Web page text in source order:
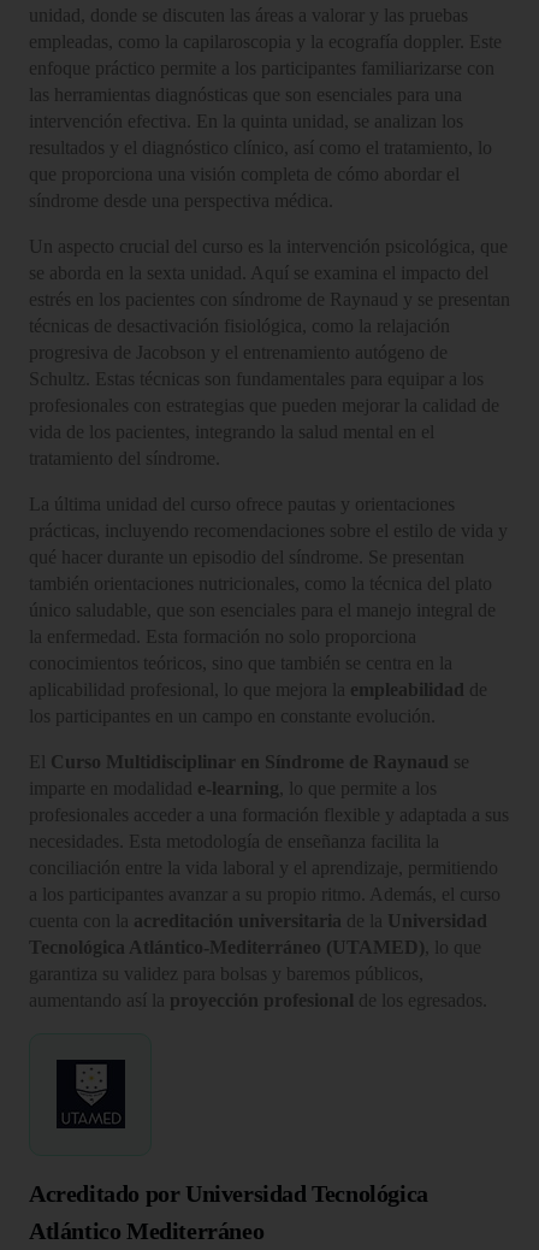
unidad, donde se discuten las áreas a valorar y las pruebas
empleadas, como la capilaroscopia y la ecografía doppler. Este
enfoque práctico permite a los participantes familiarizarse con
las herramientas diagnósticas que son esenciales para una
intervención efectiva. En la quinta unidad, se analizan los
resultados y el diagnóstico clínico, así como el tratamiento, lo
que proporciona una visión completa de cómo abordar el
síndrome desde una perspectiva médica.
Un aspecto crucial del curso es la intervención psicológica, que
se aborda en la sexta unidad. Aquí se examina el impacto del
estrés en los pacientes con síndrome de Raynaud y se presentan
técnicas de desactivación fisiológica, como la relajación
progresiva de Jacobson y el entrenamiento autógeno de
Schultz. Estas técnicas son fundamentales para equipar a los
profesionales con estrategias que pueden mejorar la calidad de
vida de los pacientes, integrando la salud mental en el
tratamiento del síndrome.
La última unidad del curso ofrece pautas y orientaciones
prácticas, incluyendo recomendaciones sobre el estilo de vida y
qué hacer durante un episodio del síndrome. Se presentan
también orientaciones nutricionales, como la técnica del plato
único saludable, que son esenciales para el manejo integral de
la enfermedad. Esta formación no solo proporciona
conocimientos teóricos, sino que también se centra en la
aplicabilidad profesional, lo que mejora la empleabilidad de
los participantes en un campo en constante evolución.
El Curso Multidisciplinar en Síndrome de Raynaud se
imparte en modalidad e-learning , lo que permite a los
profesionales acceder a una formación flexible y adaptada a sus
necesidades. Esta metodología de enseñanza facilita la
conciliación entre la vida laboral y el aprendizaje, permitiendo
a los participantes avanzar a su propio ritmo. Además, el curso
cuenta con la acreditación universitaria de la Universidad
Tecnológica Atlántico-Mediterráneo (UTAMED) , lo que
garantiza su validez para bolsas y baremos públicos,
aumentando así la proyección profesional de los egresados.
Acreditado por Universidad Tecnológica
Atlántico Mediterráneo